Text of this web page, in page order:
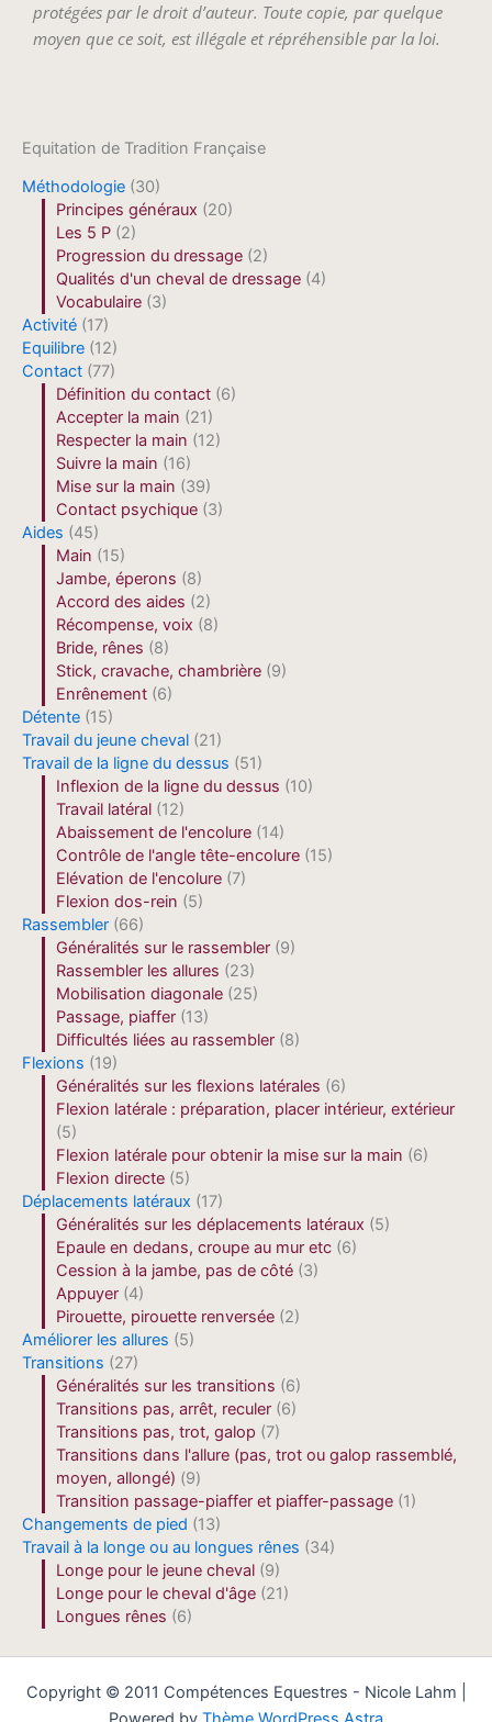
Equitation de Tradition Française
Méthodologie (30)
Principes généraux (20)
Les 5 P (2)
Progression du dressage (2)
Qualités d'un cheval de dressage (4)
Vocabulaire (3)
Activité (17)
Equilibre (12)
Contact (77)
Définition du contact (6)
Accepter la main (21)
Respecter la main (12)
Suivre la main (16)
Mise sur la main (39)
Contact psychique (3)
Aides (45)
Main (15)
Jambe, éperons (8)
Accord des aides (2)
Récompense, voix (8)
Bride, rênes (8)
Stick, cravache, chambrière (9)
Enrênement (6)
Détente (15)
Travail du jeune cheval (21)
Travail de la ligne du dessus (51)
Inflexion de la ligne du dessus (10)
Travail latéral (12)
Abaissement de l'encolure (14)
Contrôle de l'angle tête-encolure (15)
Elévation de l'encolure (7)
Flexion dos-rein (5)
Rassembler (66)
Généralités sur le rassembler (9)
Rassembler les allures (23)
Mobilisation diagonale (25)
Passage, piaffer (13)
Difficultés liées au rassembler (8)
Flexions (19)
Généralités sur les flexions latérales (6)
Flexion latérale : préparation, placer intérieur, extérieur
(5)
Flexion latérale pour obtenir la mise sur la main (6)
Flexion directe (5)
Déplacements latéraux (17)
Généralités sur les déplacements latéraux (5)
Epaule en dedans, croupe au mur etc (6)
Cession à la jambe, pas de côté (3)
Appuyer (4)
Pirouette, pirouette renversée (2)
Améliorer les allures (5)
Transitions (27)
Généralités sur les transitions (6)
Transitions pas, arrêt, reculer (6)
Transitions pas, trot, galop (7)
Transitions dans l'allure (pas, trot ou galop rassemblé,
moyen, allongé) (9)
Transition passage-piaffer et piaffer-passage (1)
Changements de pied (13)
Travail à la longe ou au longues rênes (34)
Longe pour le jeune cheval (9)
Longe pour le cheval d'âge (21)
Longues rênes (6)
protégées par le droit d’auteur. Toute copie, par quelque
moyen que ce soit, est illégale et répréhensible par la loi.
Copyright © 2011 Compétences Equestres - Nicole Lahm |